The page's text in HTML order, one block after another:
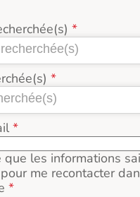
que les informations
me recontacter